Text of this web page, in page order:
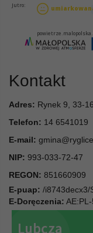
Kontakt
Adres: Rynek 9, 33-
Telefon: 14 6541019
E-mail:
NIP: 993-033-72-47
REGON: 851660909
E-puap: /i8743decx3/
E-Doręczenia: